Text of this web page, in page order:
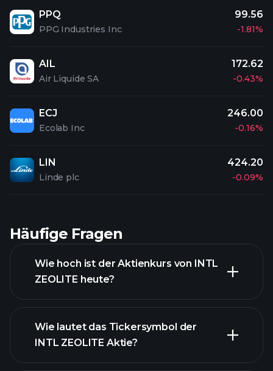
PPQ
PPG Industries Inc
99.56
-1.81%
AIL
Air Liquide SA
172.62
-0.43%
ECJ
Ecolab Inc
246.00
-0.16%
LIN
Linde plc
424.20
-0.09%
Häufige Fragen
Wie hoch ist der Aktienkurs von INTL
ZEOLITE heute?
Wie lautet das Tickersymbol der
INTL ZEOLITE Aktie?